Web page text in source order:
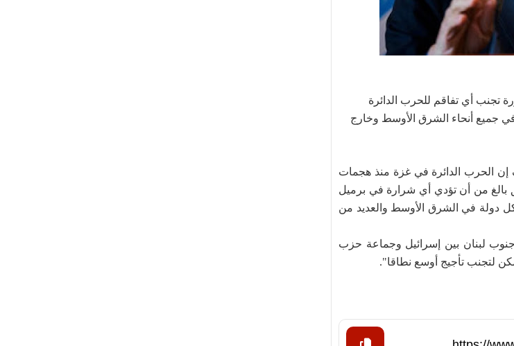
تجنب أي تفاقم للحرب الدائرة
جميع أنحاء الشرق الأوسط وخارج
إن الحرب الدائرة في غزة منذ هجمات
بالغ من أن تؤدي أي شرارة في برميل
كل دولة في الشرق الأوسط والعديد من
لبنان بين إسرائيل وجماعة حزب
لتجنب تأجيج أوسع نطاقا".